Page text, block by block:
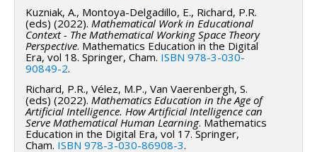
Alors que les premières recherches sur l’IA en
éducation se sont surtout concentrées sur
l’automatisation et la personnalisation des
apprentissages, l’émergence des systèmes
génératifs et des approches neurosymboliques
déplace aujourd’hui la question. L’enjeu n’est plus
seulement d’intégrer l’IA dans l’enseignement, mais
de comprendre comment ces systèmes reconfigurent
Kuzniak, A., Montoya-Delgadillo, E., Richard, P.R.
(eds) (2022). Mathematical Work in Educational
Context - The Mathematical Working Space Theory
Perspective. Mathematics Education in the Digital
Era, vol 18. Springer, Cham. ISBN 978-3-030-
90849-2.
Richard, P.R., Vélez, M.P., Van Vaerenbergh, S.
(eds) (2022). Mathematics Education in the Age of
Artificial Intelligence. How Artificial Intelligence can
Serve Mathematical Human Learning. Mathematics
Education in the Digital Era, vol 17. Springer,
Cham. ISBN 978-3-030-86908-3.